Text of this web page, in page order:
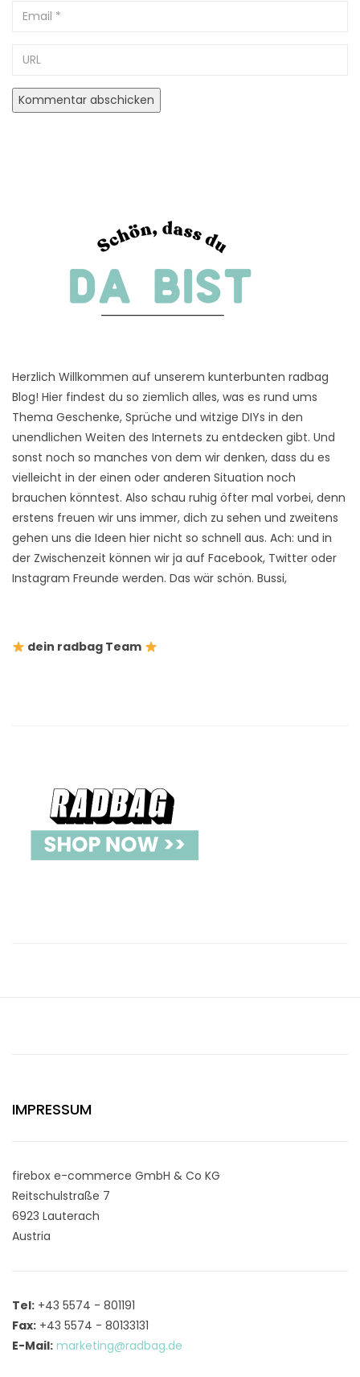
Email
Herzlich Willkommen auf unserem kunterbunten radbag
Blog! Hier findest du so ziemlich alles, was es rund ums
Thema Geschenke, Sprüche und witzige DIYs in den
unendlichen Weiten des Internets zu entdecken gibt. Und
sonst noch so manches von dem wir denken, dass du es
vielleicht in der einen oder anderen Situation noch
brauchen könntest. Also schau ruhig öfter mal vorbei, denn
erstens freuen wir uns immer, dich zu sehen und zweitens
gehen uns die Ideen hier nicht so schnell aus. Ach: und in
der Zwischenzeit können wir ja auf Facebook, Twitter oder
Instagram Freunde werden. Das wär schön. Bussi,
dein radbag Team
IMPRESSUM
firebox e-commerce GmbH & Co KG
Reitschulstraße 7
6923 Lauterach
Austria
Tel: +43 5574 - 801191
Fax: +43 5574 - 80133131
E-Mail: marketing@radbag.de